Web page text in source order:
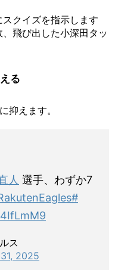
クイズを指示します
飛び出した小深田タッ
る
抑えます。
人 選手、わずか7
#
ス
2025